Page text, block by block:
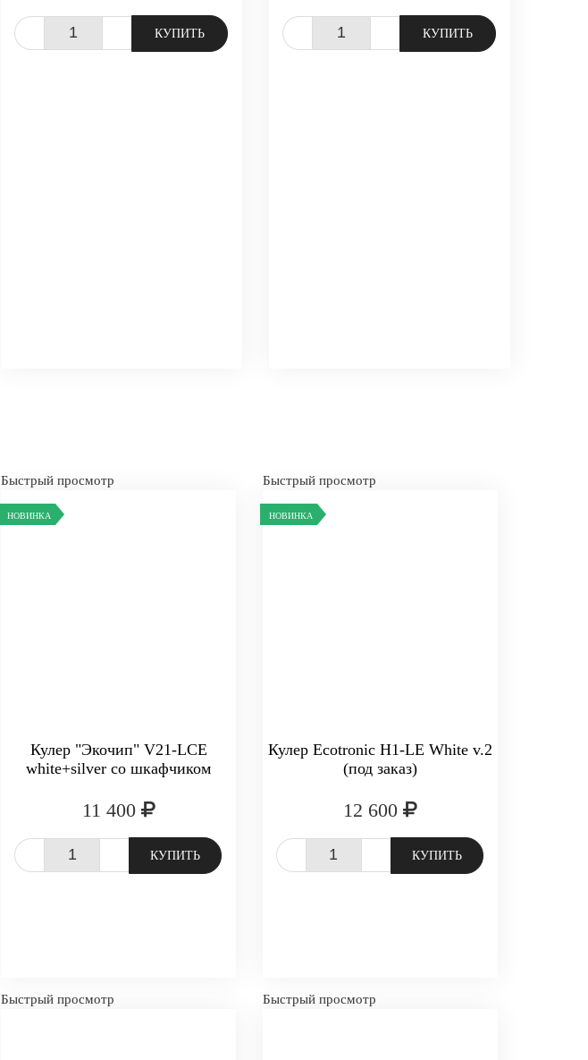
КУПИТЬ КУПИТЬ
Быстрый просмотр
НОВИНКА
Кулер "Экочип" V21-LCE
white+silver со шкафчиком
11 400
КУПИТЬ
Быстрый просмотр
НОВИНКА
Кулер Ecotronic H1-LE White v.2
(под заказ)
12 600
КУПИТЬ
Быстрый просмотр Быстрый просмотр